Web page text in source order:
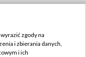
zgody na
i zbierania danych,
i ich